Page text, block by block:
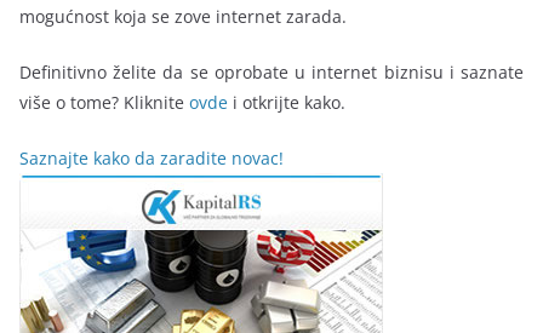
mogućnost koja se zove internet zarada.
Definitivno želite da se oprobate u internet biznisu i saznate
više o tome? Kliknite ovde i otkrijte kako.
Saznajte kako da zaradite novac!